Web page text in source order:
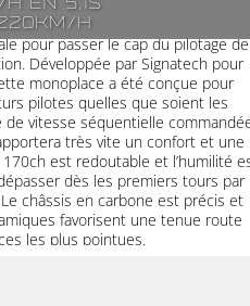
h en 5,1s
h
pour passer le cap du pilotage de
Développée par Signatech pour
monoplace a été conçue pour
pilotes quelles que soient les
vitesse séquentielle
très vite un confort et une
est redoutable et l’humilité
dès les premiers tours par
châssis en carbone est précis et
favorisent une tenue route
les plus pointues.